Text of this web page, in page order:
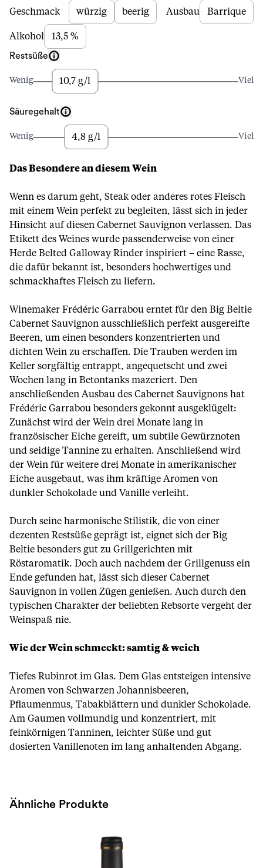
Beschreibung
Geschmack würzig beerig Ausbau Barrique
Alkohol 13,5 %
Restsüße
Wenig 10,7 g/l Viel
Säuregehalt
Wenig 4,8 g/l Viel
Das Besondere an diesem Wein
Wenn es darum geht, Steak oder anderes rotes Fleisch
mit einem Wein perfekt zu begleiten, lässt sich in jeder
Hinsicht auf diesen Cabernet Sauvignon verlassen. Das
Etikett des Weines wurde passenderweise von einer
Herde Belted Galloway Rinder inspiriert – eine Rasse,
die dafür bekannt ist, besonders hochwertiges und
schmackhaftes Fleisch zu liefern.
Winemaker Frédéric Garrabou erntet für den Big Beltie
Cabernet Sauvignon ausschließlich perfekt ausgereifte
Beeren, um einen besonders konzentrierten und
dichten Wein zu erschaffen. Die Trauben werden im
Keller sorgfältig entrappt, angequetscht und zwei
Wochen lang in Betontanks mazeriert. Den
anschließenden Ausbau des Cabernet Sauvignons hat
Frédéric Garrabou besonders gekonnt ausgeklügelt:
Zunächst wird der Wein drei Monate lang in
französischer Eiche gereift, um subtile Gewürznoten
und seidige Tannine zu erhalten. Anschließend wird
der Wein für weitere drei Monate in amerikanischer
Eiche ausgebaut, was ihm kräftige Aromen von
dunkler Schokolade und Vanille verleiht.
Durch seine harmonische Stilistik, die von einer
dezenten Restsüße geprägt ist, eignet sich der Big
Beltie besonders gut zu Grillgerichten mit
Röstaromatik. Doch auch nachdem der Grillgenuss ein
Ende gefunden hat, lässt sich dieser Cabernet
Sauvignon in vollen Zügen genießen. Auch durch den
typischen Charakter der beliebten Rebsorte vergeht der
Weinspaß nie.
Wie der Wein schmeckt: samtig & weich
Tiefes Rubinrot im Glas. Dem Glas entsteigen intensive
Aromen von Schwarzen Johannisbeeren,
Pflaumenmus, Tabakblättern und dunkler Schokolade.
Am Gaumen vollmundig und konzentriert, mit
feinkörnigen Tanninen, leichter Süße und gut
dosierten Vanillenoten im lang anhaltenden Abgang.
Ähnliche Produkte